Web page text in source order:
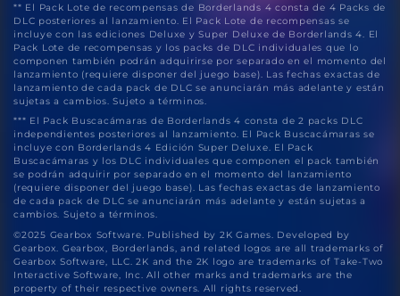
** El Pack Lote de recompensas de Borderlands 4 consta de 4 Packs de
DLC posteriores al lanzamiento. El Pack Lote de recompensas se
incluye con las ediciones Deluxe y Super Deluxe de Borderlands 4. El
Pack Lote de recompensas y los packs de DLC individuales que lo
componen también podrán adquirirse por separado en el momento del
lanzamiento (requiere disponer del juego base). Las fechas exactas de
lanzamiento de cada pack de DLC se anunciarán más adelante y están
sujetas a cambios. Sujeto a términos.
*** El Pack Buscacámaras de Borderlands 4 consta de 2 packs DLC
independientes posteriores al lanzamiento. El Pack Buscacámaras se
incluye con Borderlands 4 Edición Super Deluxe. El Pack
Buscacámaras y los DLC individuales que componen el pack también
se podrán adquirir por separado en el momento del lanzamiento
(requiere disponer del juego base). Las fechas exactas de lanzamiento
de cada pack de DLC se anunciarán más adelante y están sujetas a
cambios. Sujeto a términos.
©2025 Gearbox Software. Published by 2K Games. Developed by
Gearbox. Gearbox, Borderlands, and related logos are all trademarks of
Gearbox Software, LLC. 2K and the 2K logo are trademarks of Take-Two
Interactive Software, Inc. All other marks and trademarks are the
property of their respective owners. All rights reserved.